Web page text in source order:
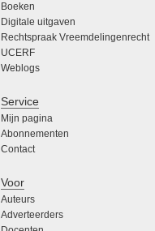
Boeken
Digitale uitgaven
Rechtspraak Vreemdelingenrecht
UCERF
Weblogs
Service
Mijn pagina
Abonnementen
Contact
Voor
Auteurs
Adverteerders